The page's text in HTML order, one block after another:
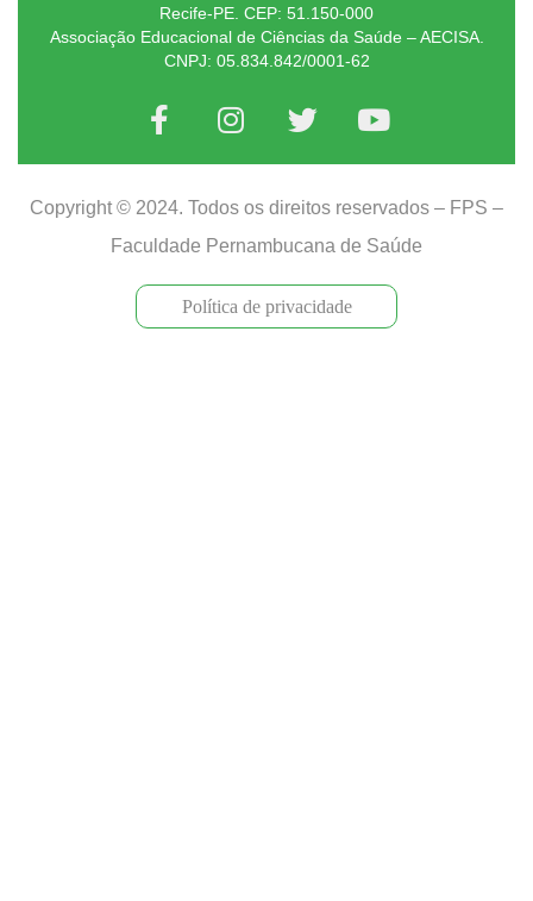
Recife-PE. CEP: 51.150-000
Associação Educacional de Ciências da Saúde – AECISA.
CNPJ: 05.834.842/0001-62
Copyright © 2024. Todos os direitos reservados – FPS –
Faculdade Pernambucana de Saúde
Política de privacidade